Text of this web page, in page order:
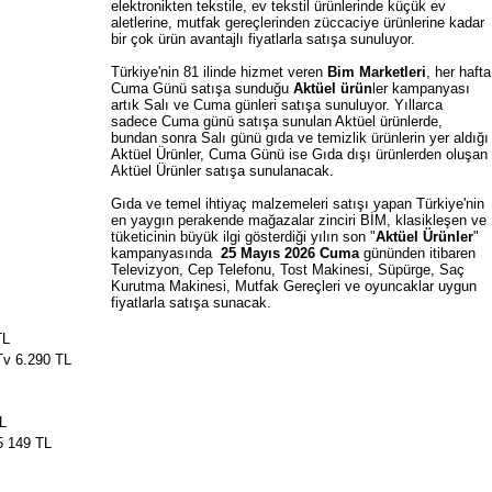
elektronikten tekstile, ev tekstil ürünlerinde küçük ev
aletlerine, mutfak gereçlerinden züccaciye ürünlerine kadar
bir çok ürün avantajlı fiyatlarla satışa sunuluyor.
Türkiye'nin 81 ilinde hizmet veren Bim Marketleri, her hafta
Cuma Günü satışa sunduğu Aktüel ürün ler kampanyası
artık Salı ve Cuma günleri satışa sunuluyor. Yıllarca
sadece Cuma günü satışa sunulan Aktüel ürünlerde,
bundan sonra Salı günü gıda ve temizlik ürünlerin yer aldığı
Aktüel Ürünler, Cuma Günü ise Gıda dışı ürünlerden oluşan
Aktüel Ürünler satışa sunulanacak.
Gıda ve temel ihtiyaç malzemeleri satışı yapan Türkiye'nin
en yaygın perakende mağazalar zinciri BİM, klasikleşen ve
tüketicinin büyük ilgi gösterdiği yılın son "Aktüel Ürünler"
kampanyasında25 Mayıs 2026 Cuma gününden itibaren
Televizyon, Cep Telefonu, Tost Makinesi, Süpürge, Saç
Kurutma Makinesi, Mutfak Gereçleri ve oyuncaklar uygun
fiyatlarla satışa sunacak.
6.290 TL
149 TL